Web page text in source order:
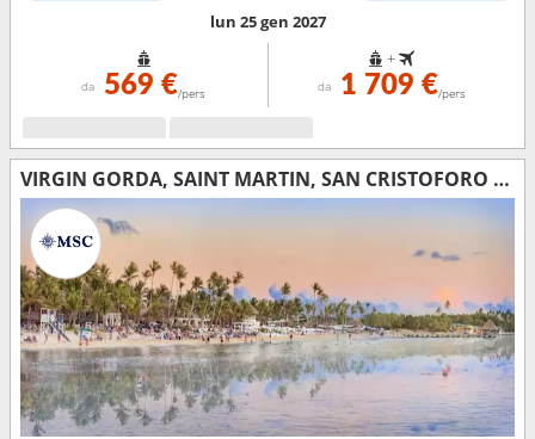
lun 25 gen 2027
da 569 €/pers
+
da 1 709 €/pers
VIRGIN GORDA, SAINT MARTIN, SAN CRISTOFORO E NEVIS, REPUBBLICA DOMINICANA